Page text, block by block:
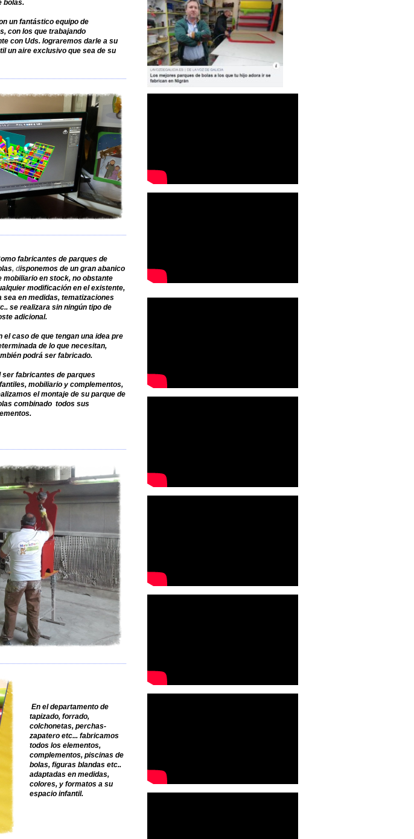
bolas.
un fantástico equipo de
con los que trabajando
con Uds. lograremos darle a su
un aire exclusivo que sea de su
fabricantes de parques de
, disponemos de un gran abanico
mobiliario en stock, no obstante
modificación en el existente,
sea en medidas, tematizaciones
se realizara sin ningún tipo de
adicional.
el caso de que tengan una idea pre
de lo que necesitan,
podrá ser fabricado.
ser fabricantes de parques
mobiliario y complementos,
el montaje de su parque de
combinado todos sus
En el departamento de
tapizado, forrado,
colchonetas, perchas-
zapatero etc... fabricamos
todos los elementos,
complementos, piscinas de
bolas, figuras blandas etc..
adaptadas en medidas,
colores, y formatos a su
espacio infantil.